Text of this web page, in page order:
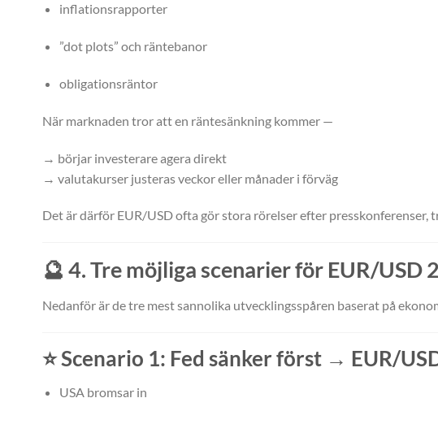
inflationsrapporter
”dot plots” och räntebanor
obligationsräntor
När marknaden tror att en räntesänkning kommer —
→ börjar investerare agera direkt
→ valutakurser justeras veckor eller månader i förväg
Det är därför EUR/USD ofta gör stora rörelser efter presskonferenser,
🔮 4. Tre möjliga scenarier för EUR/USD
Nedanför är de tre mest sannolika utvecklingsspåren baserat på
⭐Scenario 1: Fed sänker först → EUR/
USA bromsar in